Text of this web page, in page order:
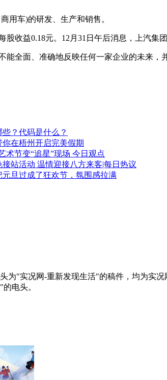
用车)的研发、生产和销售。
股收益0.18元。12月31日午后消息，上汽集
能全面、准确地反映任何一家企业的未来，
？代码是什么？
在梧州开启完美假期
术节变“追星”现场 今日观点
站活动 温情迎接八方来客|每日热议
旦过成了狂欢节，氛围感拉满
为"实况网-重新发现生活"的稿件，均为实
电头。